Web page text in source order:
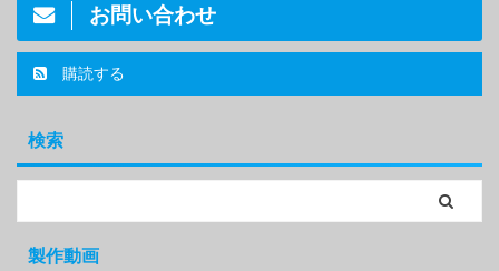
お問い合わせ
購読する
検索
製作動画